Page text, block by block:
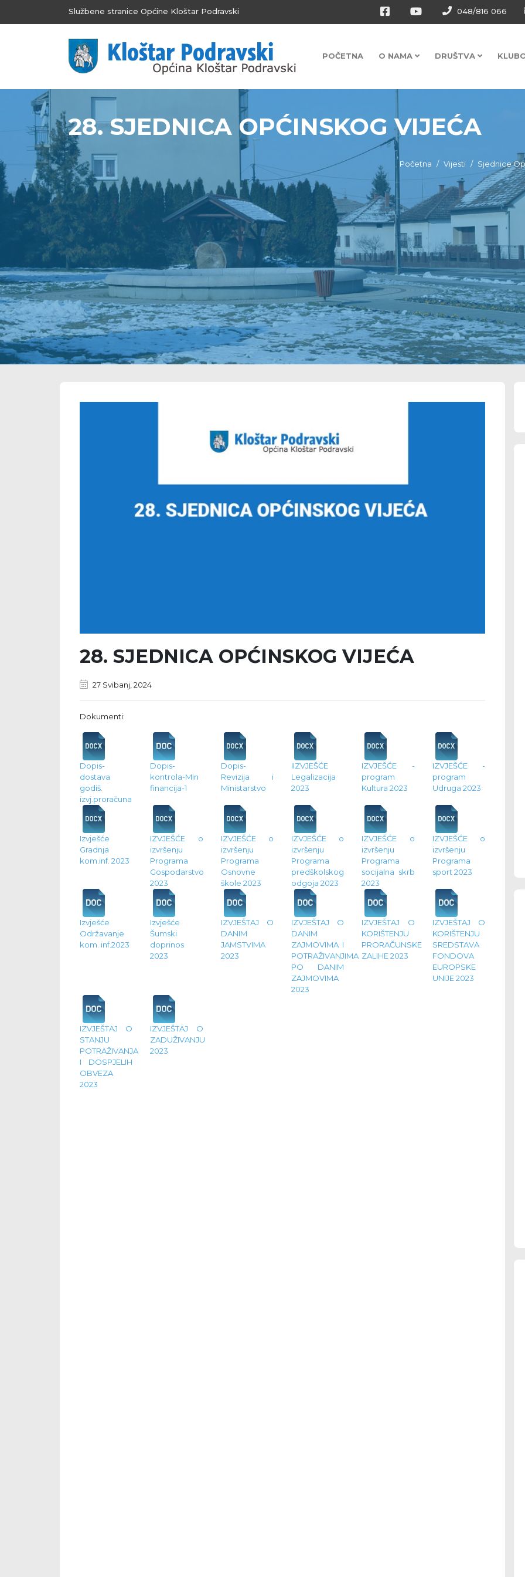
Službene stranice Općine Kloštar Podravski 048/816 066
POČETNA O NAMA DRUŠTVA
28. SJEDNICA OPĆINSKOG VIJEĆA
Početna Vijesti Sjednice
28. SJEDNICA OPĆINSKOG VIJEĆA
27 Svibanj, 2024
Dokumenti:
Dopis-
dostava
godiš.
izvj.proračuna
Dopis-
kontrola-Min
financija-1
Dopis-
Revizija i
Ministarstvo
IIZVJEŠĆE
Legalizacija
2023
IZVJEŠĆE -
program
Kultura 2023
IZVJEŠĆE -
program
Udruga 2023
Izvješće
Gradnja
kom.inf. 2023
IZVJEŠĆE o
izvršenju
Programa
Gospodarstvo
2023
IZVJEŠĆE o
izvršenju
Programa
Osnovne
škole 2023
IZVJEŠĆE o
izvršenju
Programa
predškolskog
odgoja 2023
IZVJEŠĆE o
izvršenju
Programa
socijalna skrb
2023
IZVJEŠĆE o
izvršenju
Programa
sport 2023
Izvješće
Održavanje
kom. inf.2023
Izvješće
Šumski
doprinos
2023
IZVJEŠTAJ O
DANIM
JAMSTVIMA
2023
IZVJEŠTAJ O
DANIM
ZAJMOVIMA I
POTRAŽIVANJIMA
PO DANIM
ZAJMOVIMA
2023
IZVJEŠTAJ O
KORIŠTENJU
PRORAČUNSKE
ZALIHE 2023
IZVJEŠTAJ O
KORIŠTENJU
SREDSTAVA
FONDOVA
EUROPSKE
UNIJE 2023
IZVJEŠTAJ O
STANJU
POTRAŽIVANJA
I DOSPJELIH
OBVEZA
2023
IZVJEŠTAJ O
ZADUŽIVANJU
2023